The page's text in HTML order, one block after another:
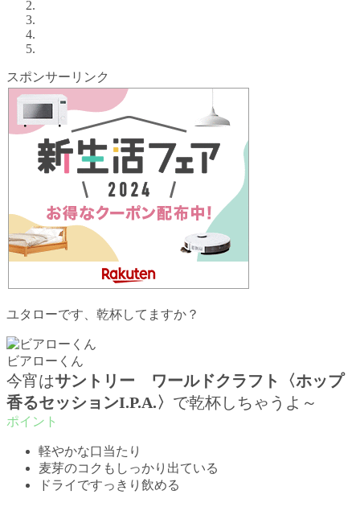
スポンサーリンク
ユタローです、乾杯してますか？
ビアローくん
今宵はサントリー ワールドクラフト〈ホップ
香るセッションI.P.A.〉 で乾杯しちゃうよ～
軽やかな口当たり
麦芽のコクもしっかり出ている
ドライですっきり飲める